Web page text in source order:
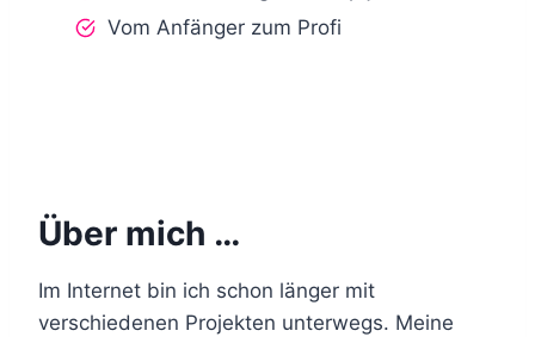
Vom Anfänger zum Profi
Über mich …
Im Internet bin ich schon länger mit
verschiedenen Projekten unterwegs. Meine